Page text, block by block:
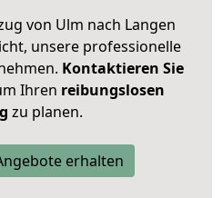
von Ulm nach Langen
unsere professionelle
Kontaktieren Sie
Ihren reibungslosen
zu planen.
erhalten